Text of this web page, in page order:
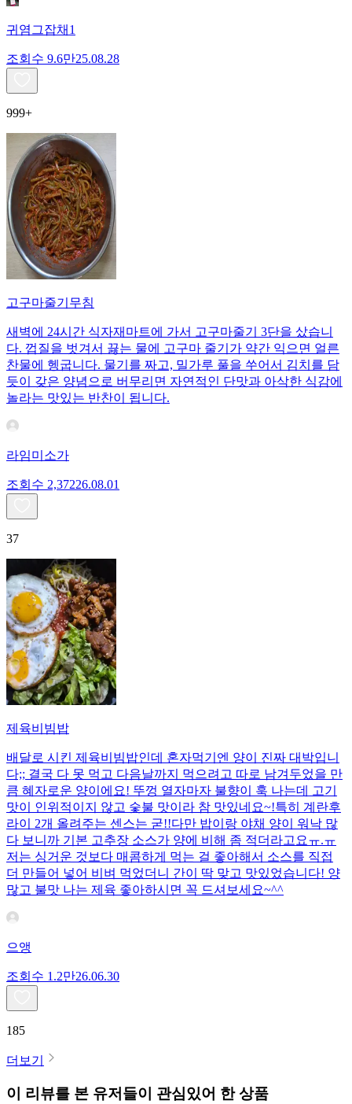
귀염그잡채1
조회수 9.6만25.08.28
999+
고구마줄기무침
새벽에 24시간 식자재마트에 가서 고구마줄기 3단을 샀습니
다. 껍질을 벗겨서 끓는 물에 고구마 줄기가 약간 익으면 얼른
찬물에 헹굽니다. 물기를 짜고, 밀가루 풀을 쑤어서 김치를 담
듯이 갖은 양념으로 버무리면 자연적인 단맛과 아삭한 식감에
놀라는 맛있는 반찬이 됩니다.
라임미소가
조회수 2,37226.08.01
37
제육비빔밥
배달로 시킨 제육비빔밥인데 혼자먹기엔 양이 진짜 대박입니
다;; 결국 다 못 먹고 다음날까지 먹으려고 따로 남겨두었을 만
큼 혜자로운 양이에요! 뚜껑 열자마자 불향이 훅 나는데 고기
맛이 인위적이지 않고 숯불 맛이라 참 맛있네요~!특히 계란후
라이 2개 올려주는 센스는 굳!! ​다만 밥이랑 야채 양이 워낙 많
다 보니까 기본 고추장 소스가 양에 비해 좀 적더라고요ㅠ.ㅠ
저는 싱거운 것보다 매콤하게 먹는 걸 좋아해서 소스를 직접
더 만들어 넣어 비벼 먹었더니 간이 딱 맞고 맛있었습니다! 양
많고 불맛 나는 제육 좋아하시면 꼭 드셔보세요~^^
으앵
조회수 1.2만26.06.30
185
더보기
이 리뷰를 본 유저들이 관심있어 한 상품